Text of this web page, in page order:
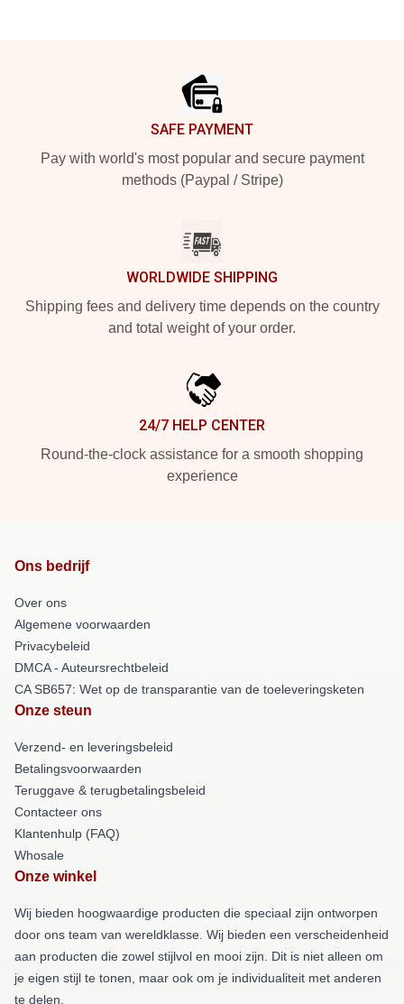
SAFE PAYMENT
Pay with world's most popular and secure payment
methods (Paypal / Stripe)
WORLDWIDE SHIPPING
Shipping fees and delivery time depends on the country
and total weight of your order.
24/7 HELP CENTER
Round-the-clock assistance for a smooth shopping
experience
Ons bedrijf
Over ons
Algemene voorwaarden
Privacybeleid
DMCA - Auteursrechtbeleid
CA SB657: Wet op de transparantie van de toeleveringsketen
Onze steun
Verzend- en leveringsbeleid
Betalingsvoorwaarden
Teruggave & terugbetalingsbeleid
Contacteer ons
Klantenhulp (FAQ)
Whosale
Onze winkel
Wij bieden hoogwaardige producten die speciaal zijn ontworpen
door ons team van wereldklasse. Wij bieden een verscheidenheid
aan producten die zowel stijlvol en mooi zijn. Dit is niet alleen om
je eigen stijl te tonen, maar ook om je individualiteit met anderen
te delen.